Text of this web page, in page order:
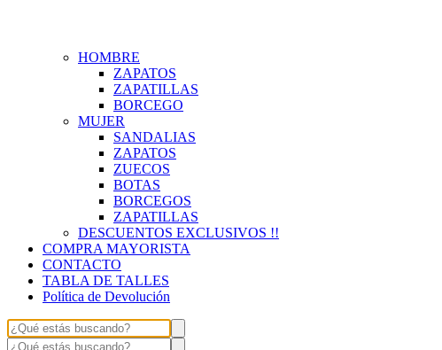
HOMBRE
ZAPATOS
ZAPATILLAS
BORCEGO
MUJER
SANDALIAS
ZAPATOS
ZUECOS
BOTAS
BORCEGOS
ZAPATILLAS
DESCUENTOS EXCLUSIVOS !!
COMPRA MAYORISTA
CONTACTO
TABLA DE TALLES
Política de Devolución